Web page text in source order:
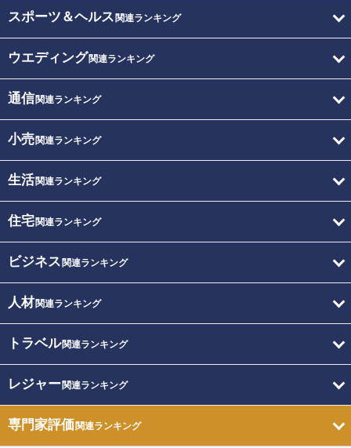
スポーツ＆ヘルス 関連ランキング
ウエディング関連ランキング
通信関連ランキング
小売関連ランキング
生活関連ランキング
住宅関連ランキング
ビジネス 関連ランキング
人材関連ランキング
トラベル関連ランキング
レジャー関連ランキング
専門家評価関連ランキング